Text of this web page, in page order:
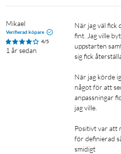
Repeater
Routern fångar upp en befintlig
för att öka täckningsområdet.
räckvidden på ett wifi-nätverk, till
zoner i hemmet eller på kontoret
Routern fungerar som en
befintligt trådlöst nätverk för att
via Gigabit-LAN-porten och en
om du vill ansluta enheter som
Mikael
Verifierad köpare
4/5
1 år sedan
När jag väl fick den uppsatt så funkar den
fint. Jag ville
uppstarten
sig fick
När jag körde
något för att
anpassningar
jag ville.
Positivt var att
för definierad
smidigt